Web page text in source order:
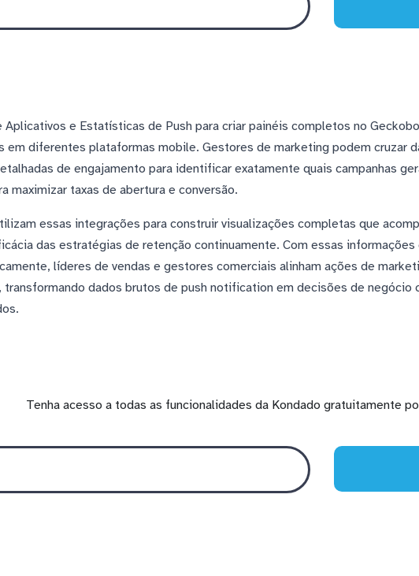
Aplicativos e Estatísticas de Push para criar painéis completos no
em diferentes plataformas mobile. Gestores de marketing podem cruzar
de engajamento para identificar exatamente quais campanhas
maximizar taxas de abertura e conversão.
essas integrações para construir visualizações completas que
das estratégias de retenção continuamente. Com essas
líderes de vendas e gestores comerciais alinham ações de
transformando dados brutos de push notification em decisões de negócio
Tenha acesso a todas as funcionalidades da Kondado gratuitamente